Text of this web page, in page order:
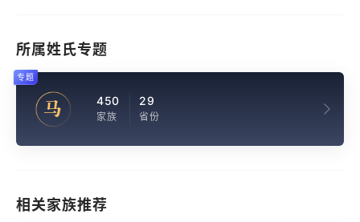
所属姓氏专题
马 450
家族
29
省份
专题
相关家族推荐